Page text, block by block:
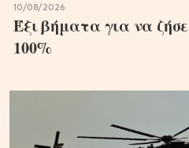
10/08/2026
Έξι βήματα για να
100%